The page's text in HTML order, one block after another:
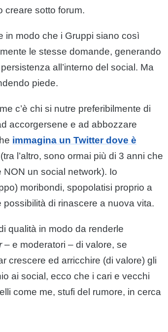
creare sotto forum.
in modo che i Gruppi siano così
le stesse domande, generando
all’interno del social. Ma
piede.
c’è chi si nutre preferibilmente di
accorgersene e ad abbozzare
immagina un Twitter dove è
(tra l’altro, sono ormai più di 3 anni che
NON un social network). Io
moribondi, spopolatisi proprio a
di rinascere a nuova vita.
qualità in modo da renderle
– e moderatori – di valore, se
crescere ed arricchire (di valore) gli
ai social, ecco che i cari e vecchi
come me, stufi del rumore, in cerca